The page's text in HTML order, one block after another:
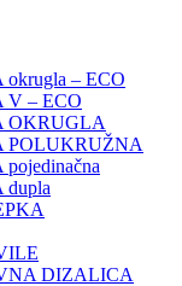
– ECO
V – ECO
OKRUGLA
POLUKRUŽNA
dupla
DIZALICA